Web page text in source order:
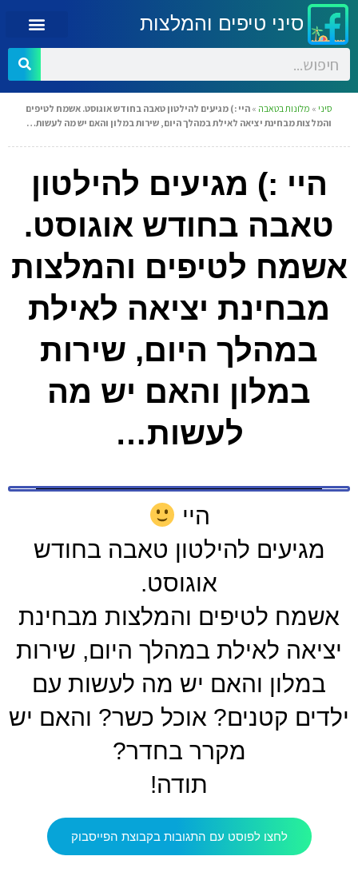
סיני טיפים והמלצות
סיני » מלונות בטאבה » היי :) מגיעים להילטון טאבה בחודש אוגוסט. אשמח לטיפים
והמלצות מבחינת יציאה לאילת במהלך היום, שירות במלון והאם יש מה לעשות…
היי :) מגיעים להילטון
טאבה בחודש אוגוסט.
אשמח לטיפים והמלצות
מבחינת יציאה לאילת
במהלך היום, שירות
במלון והאם יש מה
לעשות…
היי
מגיעים להילטון טאבה בחודש
אוגוסט.
אשמח לטיפים והמלצות מבחינת
יציאה לאילת במהלך היום, שירות
במלון והאם יש מה לעשות עם
ילדים קטנים? אוכל כשר? והאם יש
מקרר בחדר?
תודה!
לחצו לפוסט עם התגובות בקבוצת הפייסבוק